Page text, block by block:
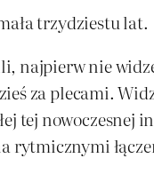
trzydziestu lat.
nie
za plecami.
tej
rytmicznymi